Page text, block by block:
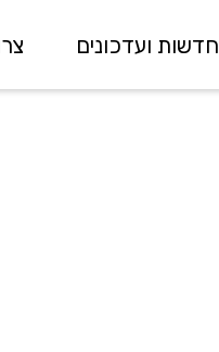
חדשות ועדכונים